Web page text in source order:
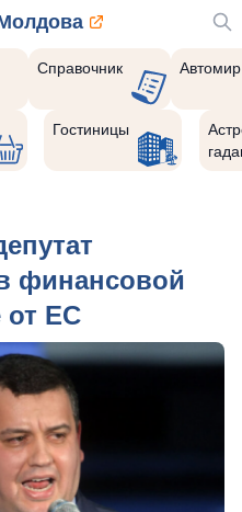
Справочник Автомир
Гостиницы
финансовой
ЕС